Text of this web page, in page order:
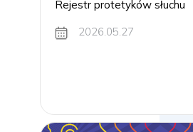
Rejestr protetyków słuchu
2026.05.27